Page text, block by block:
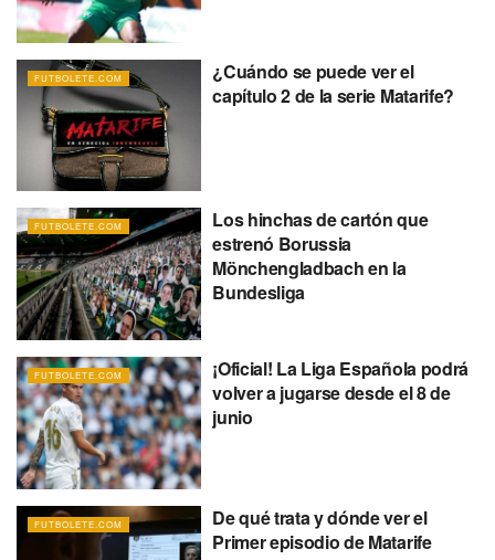
FUTBOLETE.COM
¿Cuándo se puede ver el
capítulo 2 de la serie Matarife?
FUTBOLETE.COM
Los hinchas de cartón que
estrenó Borussia
Mönchengladbach en la
Bundesliga
FUTBOLETE.COM
¡Oficial! La Liga Española podrá
volver a jugarse desde el 8 de
junio
FUTBOLETE.COM
De qué trata y dónde ver el
Primer episodio de Matarife